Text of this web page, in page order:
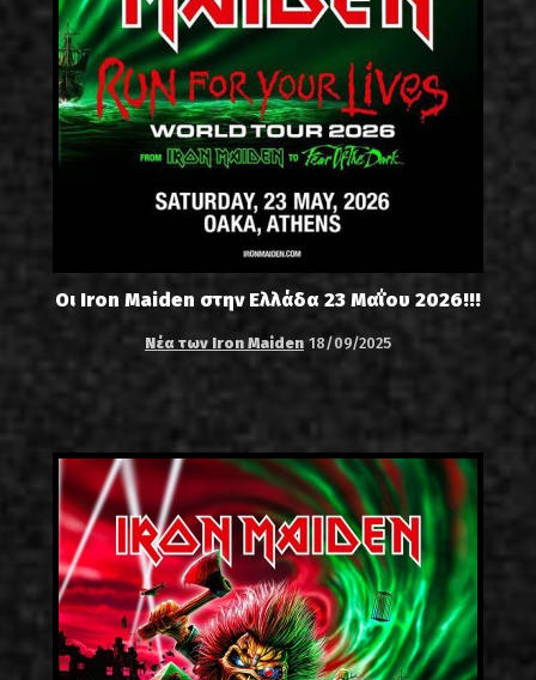
Οι Iron Maiden στην Ελλάδα 23 Μαΐου 2026!!!
Νέα των Iron Maiden 18/09/2025